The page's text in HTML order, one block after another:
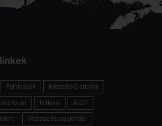
Felhívások Közérdekű adatok
Hírlevél ÁSZF
Visszaélés-bejelentés